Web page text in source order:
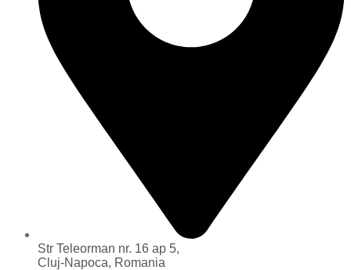
Str Teleorman nr. 16 ap 5,
Cluj-Napoca, Romania